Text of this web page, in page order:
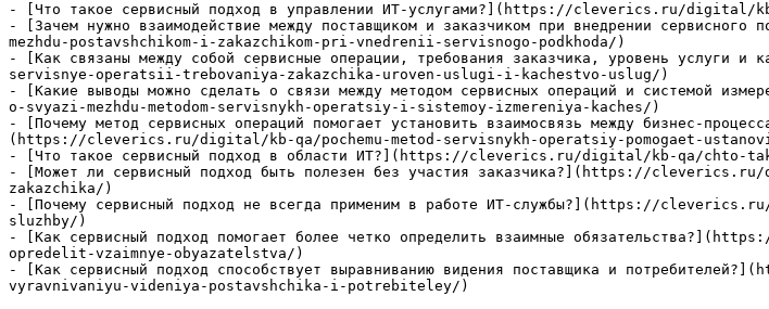
- [Что такое сервисный подход в управлении ИТ-услугами?](https://cleverics.ru/
- [Зачем нужно взаимодействие между поставщиком и заказчиком при внедрении
mezhdu-postavshchikom-i-zakazchikom-pri-vnedrenii-servisnogo-podkhoda/)
- [Как связаны между собой сервисные операции, требования заказчика, уровень
servisnye-operatsii-trebovaniya-zakazchika-uroven-uslugi-i-kachestvo-uslug/)
- [Какие выводы можно сделать о связи между методом сервисных операций и
o-svyazi-mezhdu-metodom-servisnykh-operatsiy-i-sistemoy-izmereniya-kaches/)
- [Почему метод сервисных операций помогает установить взаимосвязь между бизнес-
(https://cleverics.ru/digital/kb-qa/pochemu-metod-servisnykh-operatsiy-pomogaet-
- [Что такое сервисный подход в области ИТ?](https://cleverics.ru/digital/kb-qa/chto-
- [Может ли сервисный подход быть полезен без участия заказчика?](https://
zakazchika/)
- [Почему сервисный подход не всегда применим в работе ИТ-службы?](https://
sluzhby/)
- [Как сервисный подход помогает более четко определить взаимные
opredelit-vzaimnye-obyazatelstva/)
- [Как сервисный подход способствует выравниванию видения поставщика и
vyravnivaniyu-videniya-postavshchika-i-potrebiteley/)